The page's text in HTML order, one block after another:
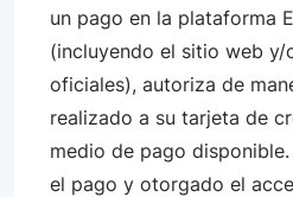
un pago en la plataforma
(incluyendo el sitio web y/
oficiales), autoriza de
realizado a su tarjeta de
medio de pago
el pago y otorgado el